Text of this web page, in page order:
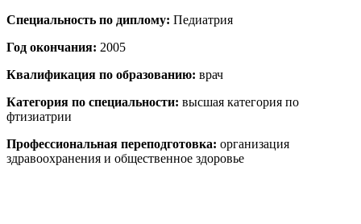
Специальность по диплому: Педиатрия
Год окончания: 2005
Квалификация по образованию: врач
Категория по специальности: высшая категория по
фтизиатрии
Профессиональная переподготовка: организация
здравоохранения и общественное здоровье